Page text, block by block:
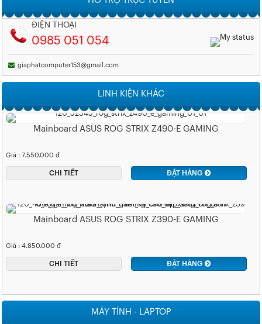
ĐIỆN THOẠI
0985 051 054
giaphatcomputer153@gmail.com
LINH KIỆN KHÁC
Mainboard ASUS ROG STRIX Z490-E GAMING
Giá : 7.550.000 đ
CHI TIẾT ĐẶT HÀNG
Mainboard ASUS ROG STRIX Z390-E GAMING
Giá : 4.850.000 đ
CHI TIẾT ĐẶT HÀNG
MÁY TÍNH - LAPTOP